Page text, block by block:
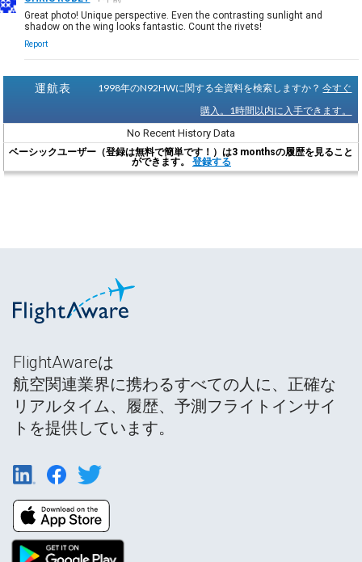
Great photo! Unique perspective. Even the contrasting sunlight and
shadow on the wing looks fantastic. Count the rivets!
Report
運航表 1998年のN92HWに関する全資料を検索しますか？今すぐ
購入。1時間以内に入手できます。
No Recent History Data
ベーシックユーザー（登録は無料で簡単です！）は3 monthsの履歴を見ること
ができます。 登録する
FlightAwareは
航空関連業界に携わるすべての人に、正確な
リアルタイム、履歴、予測フライトインサイ
トを提供しています。